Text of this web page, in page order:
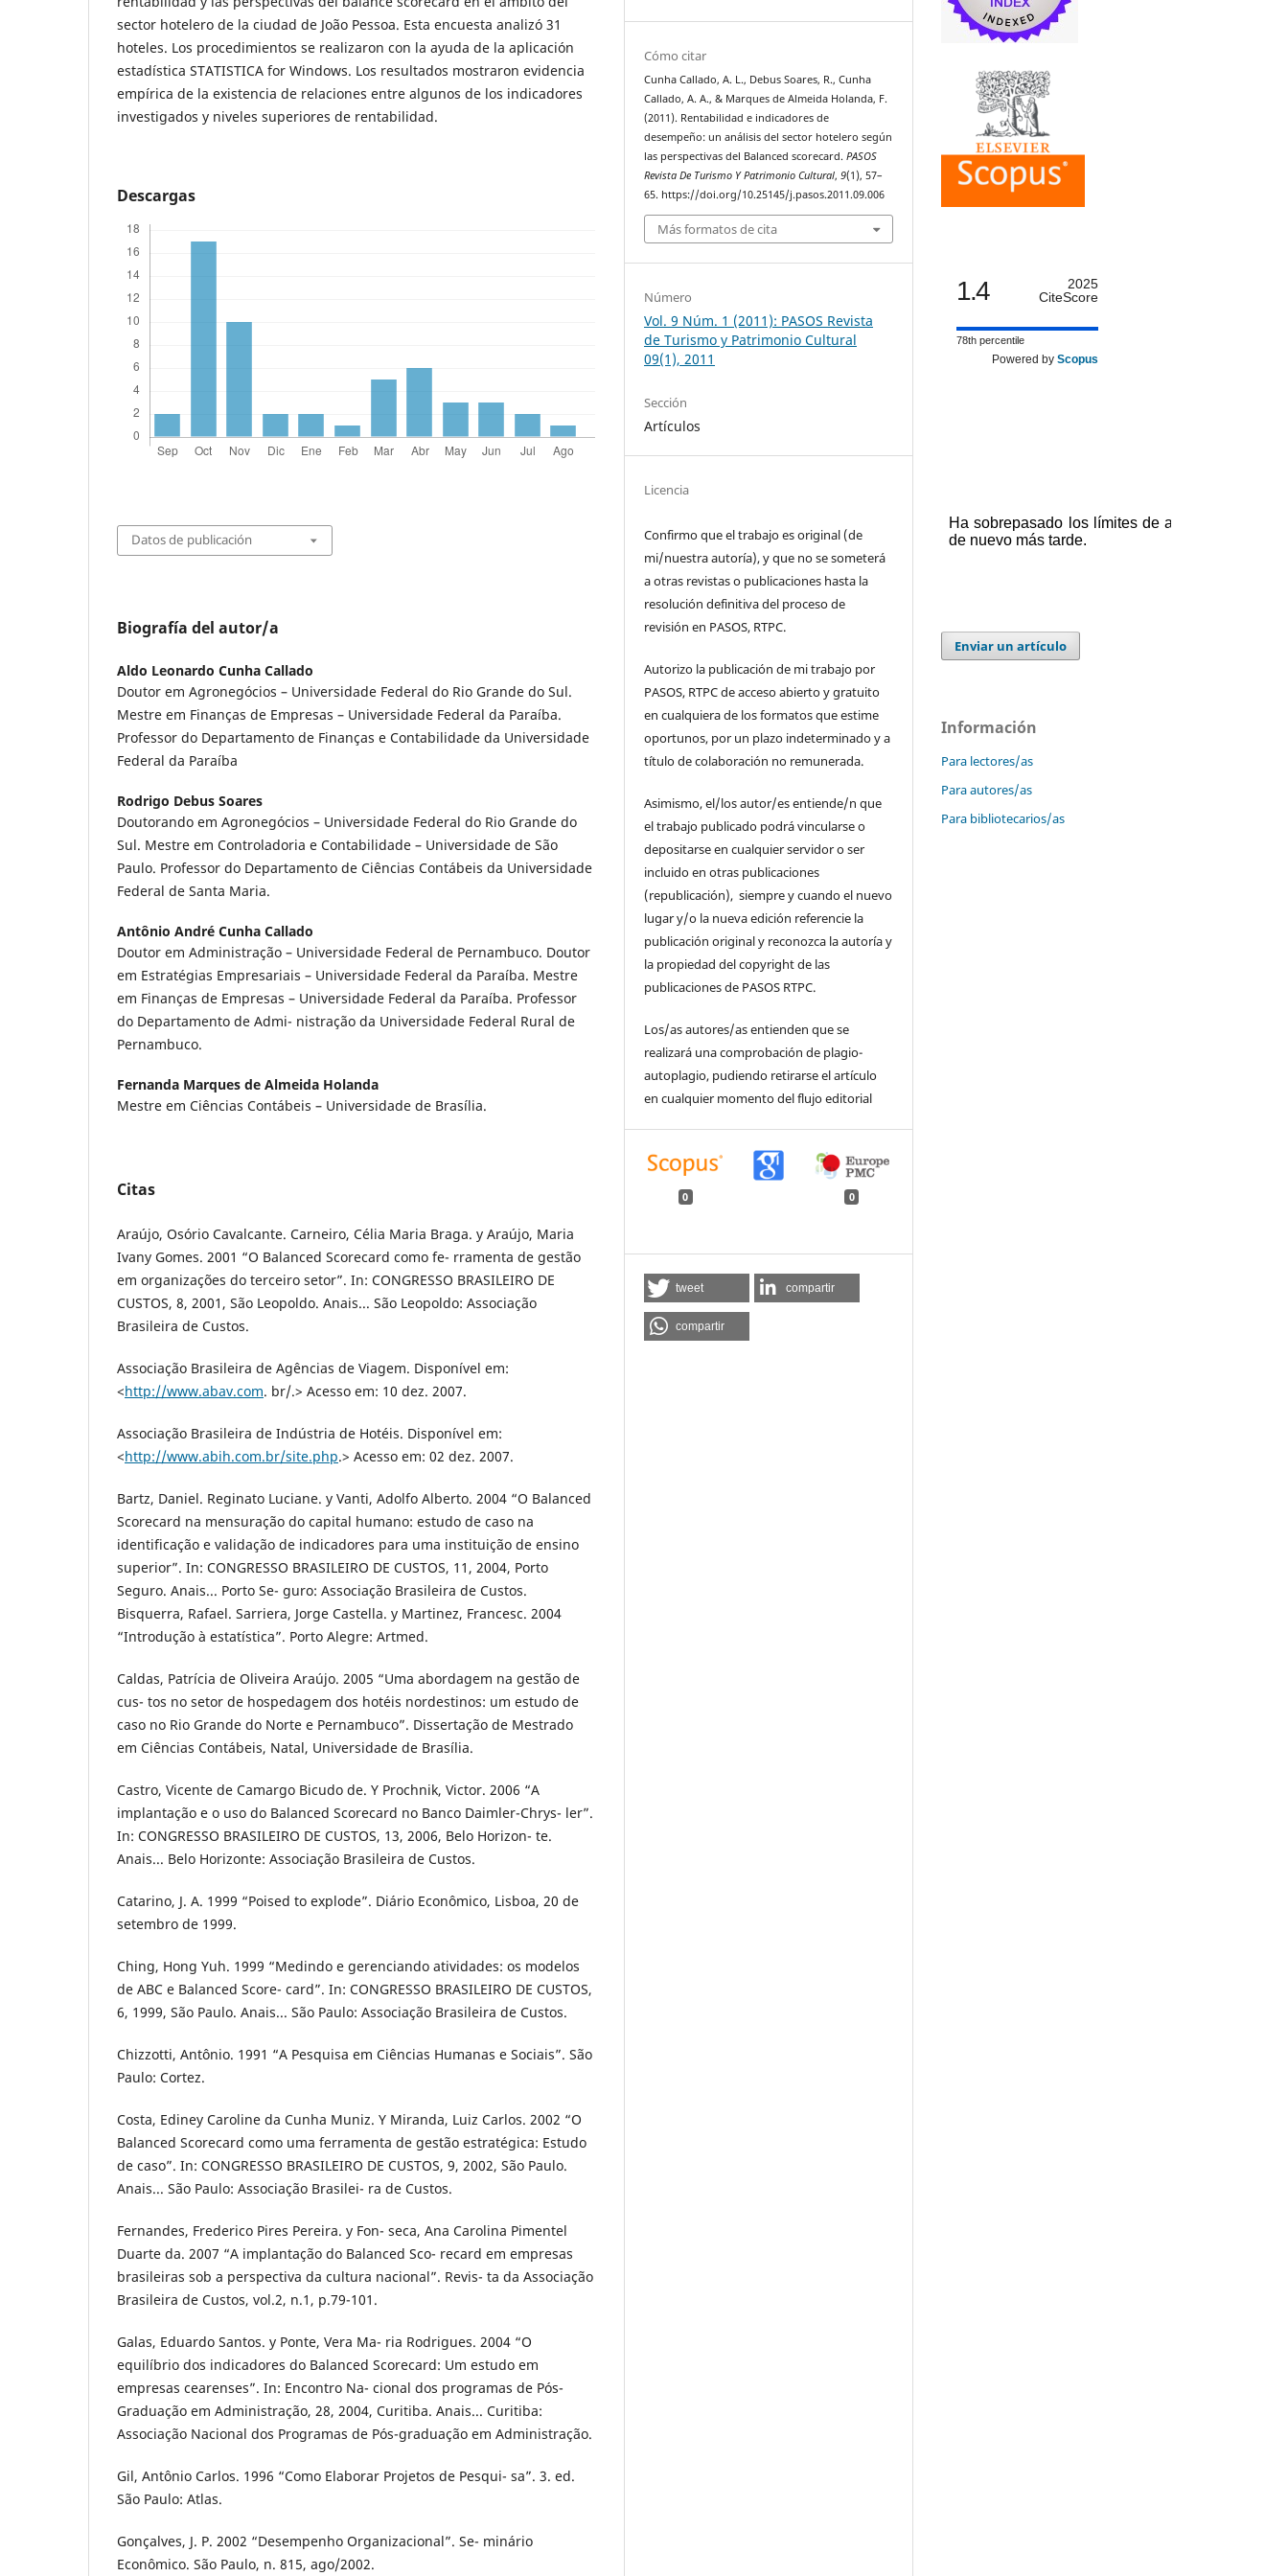
sector hotelero de la ciudad de João Pessoa. Esta encuesta analizó 31
hoteles. Los procedimientos se realizaron con la ayuda de la aplicación
estadística STATISTICA for Windows. Los resultados mostraron evidencia
empírica de la existencia de relaciones entre algunos de los indicadores
investigados y niveles superiores de rentabilidad.
Descargas
Datos de publicación
Biografía del autor/a
Aldo Leonardo Cunha Callado
Doutor em Agronegócios – Universidade Federal do Rio Grande do Sul.
Mestre em Finanças de Empresas – Universidade Federal da Paraíba.
Professor do Departamento de Finanças e Contabilidade da Universidade
Federal da Paraíba
Rodrigo Debus Soares
Doutorando em Agronegócios – Universidade Federal do Rio Grande do
Sul. Mestre em Controladoria e Contabilidade – Universidade de São
Paulo. Professor do Departamento de Ciências Contábeis da Universidade
Federal de Santa Maria.
Antônio André Cunha Callado
Doutor em Administração – Universidade Federal de Pernambuco. Doutor
em Estratégias Empresariais – Universidade Federal da Paraíba. Mestre
em Finanças de Empresas – Universidade Federal da Paraíba. Professor
do Departamento de Admi- nistração da Universidade Federal Rural de
Pernambuco.
Fernanda Marques de Almeida Holanda
Mestre em Ciências Contábeis – Universidade de Brasília.
Citas
Araújo, Osório Cavalcante. Carneiro, Célia Maria Braga. y Araújo, Maria
Ivany Gomes. 2001 “O Balanced Scorecard como fe- rramenta de gestão
em organizações do terceiro setor”. In: CONGRESSO BRASILEIRO DE
CUSTOS, 8, 2001, São Leopoldo. Anais... São Leopoldo: Associação
Brasileira de Custos.
Associação Brasileira de Agências de Viagem. Disponível em:
<http://www.abav.com. br/.> Acesso em: 10 dez. 2007.
Associação Brasileira de Indústria de Hotéis. Disponível em:
<http://www.abih.com.br/site.php.> Acesso em: 02 dez. 2007.
Bartz, Daniel. Reginato Luciane. y Vanti, Adolfo Alberto. 2004 “O Balanced
Scorecard na mensuração do capital humano: estudo de caso na
identificação e validação de indicadores para uma instituição de ensino
superior”. In: CONGRESSO BRASILEIRO DE CUSTOS, 11, 2004, Porto
Seguro. Anais... Porto Se- guro: Associação Brasileira de Custos.
Bisquerra, Rafael. Sarriera, Jorge Castella. y Martinez, Francesc. 2004
“Introdução à estatística”. Porto Alegre: Artmed.
Caldas, Patrícia de Oliveira Araújo. 2005 “Uma abordagem na gestão de
cus- tos no setor de hospedagem dos hotéis nordestinos: um estudo de
caso no Rio Grande do Norte e Pernambuco”. Dissertação de Mestrado
em Ciências Contábeis, Natal, Universidade de Brasília.
Castro, Vicente de Camargo Bicudo de. Y Prochnik, Victor. 2006 “A
implantação e o uso do Balanced Scorecard no Banco Daimler-Chrys- ler”.
In: CONGRESSO BRASILEIRO DE CUSTOS, 13, 2006, Belo Horizon- te.
Anais... Belo Horizonte: Associação Brasileira de Custos.
Catarino, J. A. 1999 “Poised to explode”. Diário Econômico, Lisboa, 20 de
setembro de 1999.
Ching, Hong Yuh. 1999 “Medindo e gerenciando atividades: os modelos
de ABC e Balanced Score- card”. In: CONGRESSO BRASILEIRO DE CUSTOS,
6, 1999, São Paulo. Anais... São Paulo: Associação Brasileira de Custos.
Chizzotti, Antônio. 1991 “A Pesquisa em Ciências Humanas e Sociais”. São
Paulo: Cortez.
Costa, Ediney Caroline da Cunha Muniz. Y Miranda, Luiz Carlos. 2002 “O
Balanced Scorecard como uma ferramenta de gestão estratégica: Estudo
de caso”. In: CONGRESSO BRASILEIRO DE CUSTOS, 9, 2002, São Paulo.
Anais... São Paulo: Associação Brasilei- ra de Custos.
Fernandes, Frederico Pires Pereira. y Fon- seca, Ana Carolina Pimentel
Duarte da. 2007 “A implantação do Balanced Sco- recard em empresas
brasileiras sob a perspectiva da cultura nacional”. Revis- ta da Associação
Brasileira de Custos, vol.2, n.1, p.79-101.
Galas, Eduardo Santos. y Ponte, Vera Ma- ria Rodrigues. 2004 “O
equilíbrio dos indicadores do Balanced Scorecard: Um estudo em
empresas cearenses”. In: Encontro Na- cional dos programas de Pós-
Graduação em Administração, 28, 2004, Curitiba. Anais... Curitiba:
Associação Nacional dos Programas de Pós-graduação em Administração.
Gil, Antônio Carlos. 1996 “Como Elaborar Projetos de Pesqui- sa”. 3. ed.
São Paulo: Atlas.
Gonçalves, J. P. 2002 “Desempenho Organizacional”. Se- minário
Econômico. São Paulo, n. 815, ago/2002.
Cómo citar
Cunha Callado, A. L., Debus Soares, R., Cunha
Callado, A. A., & Marques de Almeida Holanda, F.
(2011). Rentabilidad e indicadores de
desempeño: un análisis del sector hotelero según
las perspectivas del Balanced scorecard.PASOS
Revista De Turismo Y Patrimonio Cultural,9(1), 57–
65. https://doi.org/10.25145/j.pasos.2011.09.006
Más formatos de cita
Número
Vol. 9 Núm. 1 (2011): PASOS Revista
de Turismo y Patrimonio Cultural
09(1), 2011
Sección
Artículos
Licencia
Confirmo que el trabajo es original (de
mi/nuestra autoría), y que no se someterá
a otras revistas o publicaciones hasta la
resolución definitiva del proceso de
revisión en PASOS, RTPC.
Autorizo la publicación de mi trabajo por
PASOS, RTPC de acceso abierto y gratuito
en cualquiera de los formatos que estime
oportunos, por un plazo indeterminado y a
título de colaboración no remunerada.
Asimismo, el/los autor/es entiende/n que
el trabajo publicado podrá vincularse o
depositarse en cualquier servidor o ser
incluido en otras publicaciones
(republicación), siempre y cuando el nuevo
lugar y/o la nueva edición referencie la
publicación original y reconozca la autoría y
la propiedad del copyright de las
publicaciones de PASOS RTPC.
Los/as autores/as entienden que se
realizará una comprobación de plagio-
autoplagio, pudiendo retirarse el artículo
en cualquier momento del flujo editorial
0 0
tweet compartir
compartir
1.4
2025
CiteScore
78th percentile
Powered by Scopus
Enviar un artículo
Información
Para lectores/as
Para autores/as
Para bibliotecarios/as